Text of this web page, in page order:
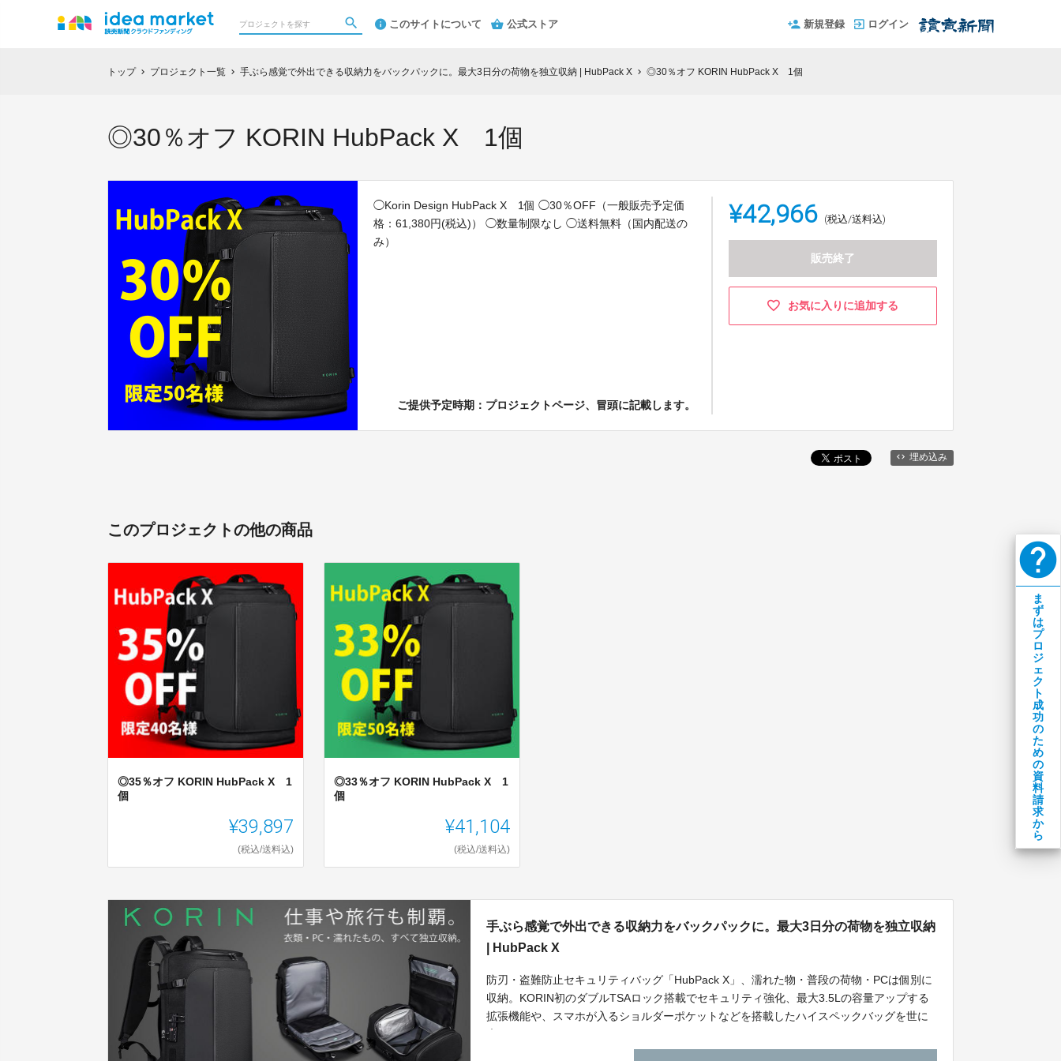
このサイトについて 公式ストア 新規登録 ログイン
トップ chevron_right プロジェクト一覧 chevron_right 手ぶら感覚で外出できる収納力をバックパックに。最大3日分の荷物を独立収納 | HubPack X chevron_right ◎30％オフ KORIN HubPack X 1個
◎30％オフ KORIN HubPack X 1個
◯Korin Design HubPack X 1個 ◯30％OFF（一般販売予定価
格：61,380円(税込)） ◯数量制限なし ◯送料無料（国内配送の
み）
ご提供予定時期：プロジェクトページ、冒頭に記載します。
¥42,966 (税込/送料込)
販売終了
お気に入りに追加する
埋め込み
このプロジェクトの他の商品
◎35％オフ KORIN HubPack X 1
個
¥39,897
(税込/送料込)
◎33％オフ KORIN HubPack X 1
個
¥41,104
(税込/送料込)
手ぶら感覚で外出できる収納力をバックパックに。最大3日分の荷物を独立収納
| HubPack X
防刃・盗難防止セキュリティバッグ「HubPack X」、濡れた物・普段の荷物・PCは個別に
収納。KORIN初のダブルTSAロック搭載でセキュリティ強化、最大3.5Lの容量アップする
拡張機能や、スマホが入るショルダーポケットなどを搭載したハイスペックバッグを世に
help
ま
ず
は
プ
ロ
ジ
ェ
ク
ト
成
功
の
た
め
の
資
料
請
求
か
ら